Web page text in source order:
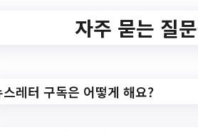
기본소득
자주 묻는 질
스레터 구독은 어떻게 해요?